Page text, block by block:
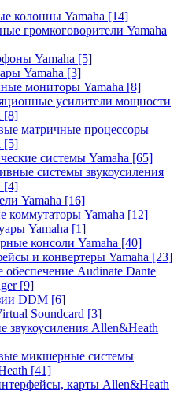
колонны Yamaha [14]
громкоговорители Yamaha
Yamaha [5]
Yamaha [3]
мониторы Yamaha [8]
усилители мощности
[8]
матричные процессоры
[5]
системы Yamaha [65]
системы звукоусиления
[4]
Yamaha [16]
коммутаторы Yamaha [12]
Yamaha [1]
консоли Yamaha [40]
и конвертеры Yamaha [23]
Audinate Dante
[9]
DDM [6]
Soundcard [3]
звукоусиления Allen&Heath
микшерные системы
[41]
карты Allen&Heath